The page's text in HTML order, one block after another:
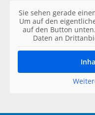
Sie sehen gerade
Um auf den
auf den Button
Daten an